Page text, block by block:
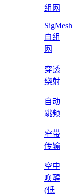
组网
SigMesh
自组
网
穿透
绕射
自动
跳频
窄带
传输
空中
唤醒
(低